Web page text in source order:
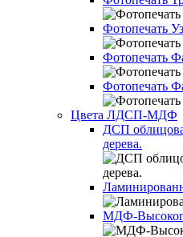
Фотопечать
Фотопечать
Фотопечать
Цвета ЛДСП-МДФ
ДСП
дерева.
МДФ-